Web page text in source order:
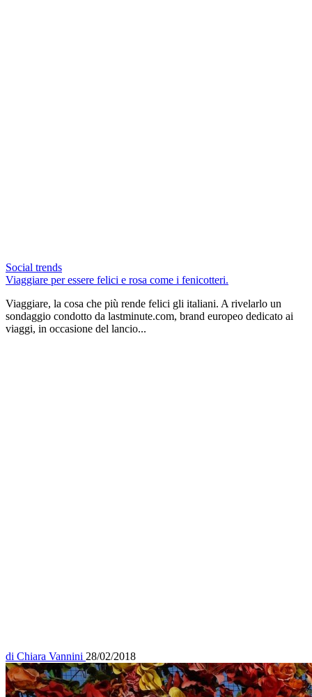
Social trends
Viaggiare per essere felici e rosa come i fenicotteri.
Viaggiare, la cosa che più rende felici gli italiani. A rivelarlo un
sondaggio condotto da lastminute.com, brand europeo dedicato ai
viaggi, in occasione del lancio...
di Chiara Vannini 28/02/2018